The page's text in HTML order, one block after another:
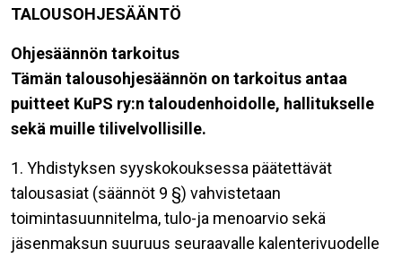
TALOUSOHJESÄÄNTÖ
Ohjesäännön tarkoitus
Tämän talousohjesäännön on tarkoitus antaa
puitteet KuPS ry:n taloudenhoidolle, hallitukselle
sekä muille tilivelvollisille.
1. Yhdistyksen syyskokouksessa päätettävät
talousasiat (säännöt 9 §) vahvistetaan
toimintasuunnitelma, tulo-ja menoarvio sekä
jäsenmaksun suuruus seuraavalle kalenterivuodelle